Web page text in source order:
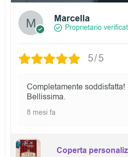
Marcella
Proprietario
5/5
Completamente soddisfatta!
Bellissima.
8 mesi fa
Coperta